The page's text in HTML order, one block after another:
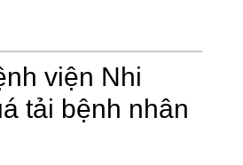
viện Nhi
tải bệnh nhân